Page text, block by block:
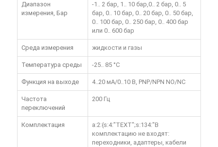
Диапазон
измерения, Бар
-1.. 2 бар, 1.. 10 бар,0.. 2 бар, 0.. 5
бар, 0.. 10 бар, 0.. 20 бар, 0.. 50 бар,
0.. 100 бар, 0.. 250 бар, 0.. 400 бар
или 0.. 600 бар
Среда измерения жидкости и газы
Температура среды -25.. 85 °C
Функция на выходе 4..20 мА/0..10 В, PNP/NPN NO/NC
Частота
переключений
200 Гц
Комплектация
a:2:{s:4:"TEXT";s:134:"В
комплектацию не входят:
переходники, адаптеры, кабели